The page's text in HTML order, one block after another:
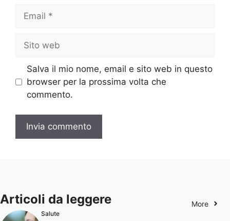
Email
Sito
web
Salva il mio nome, email e sito web in questo
browser per la prossima volta che
commento.
Articoli da leggere More
Salute